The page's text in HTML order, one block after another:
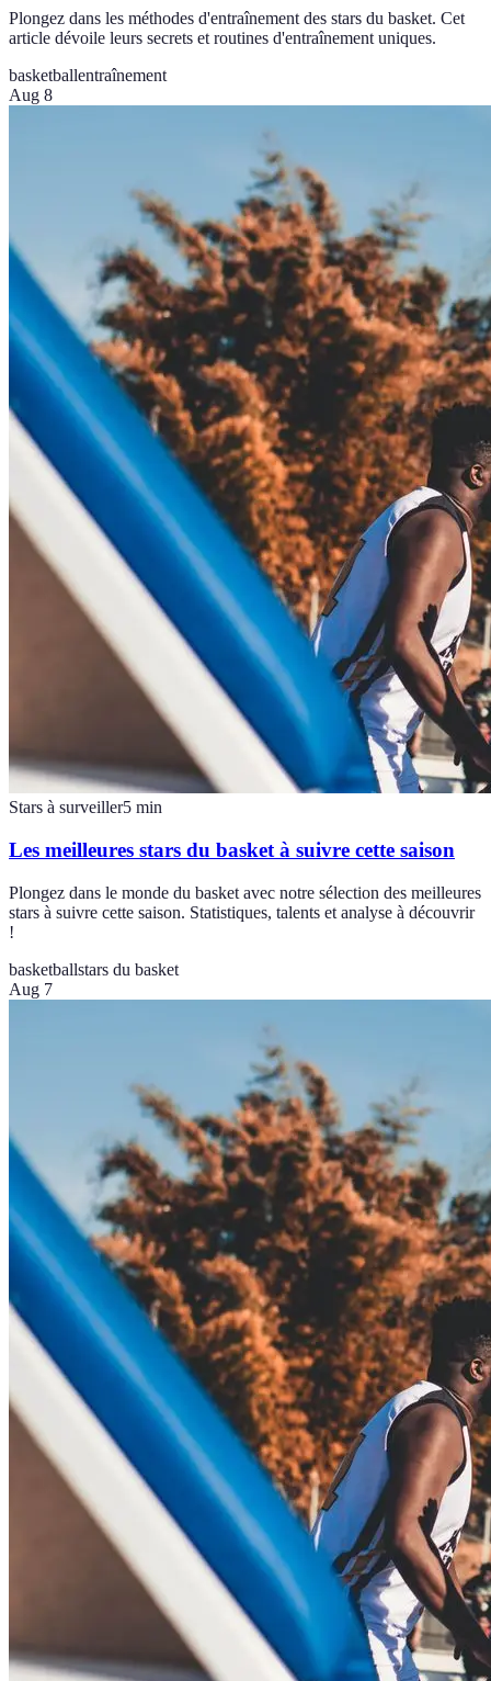
Plongez dans les méthodes d'entraînement des stars du basket. Cet
article dévoile leurs secrets et routines d'entraînement uniques.
basketballentraînement
Aug 8
Stars à surveiller5 min
Les meilleures stars du basket à suivre cette saison
Plongez dans le monde du basket avec notre sélection des meilleures
stars à suivre cette saison. Statistiques, talents et analyse à découvrir
!
basketballstars du basket
Aug 7